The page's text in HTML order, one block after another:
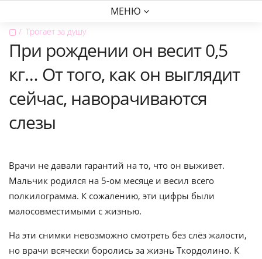
МЕНЮ
▢ Трогает за душу
При рождении он весит 0,5
кг… От того, как он выглядит
сейчас, наворачиваются
слезы
Врачи не давали гарантий на то, что он выживет.
Мальчик родился на 5-ом месяце и весил всего
полкилограмма. К сожалению, эти цифры были
малосовместимыми с жизнью.
На эти снимки невозможно смотреть без слёз жалости,
но врачи всячески боролись за жизнь Ткордолино. К